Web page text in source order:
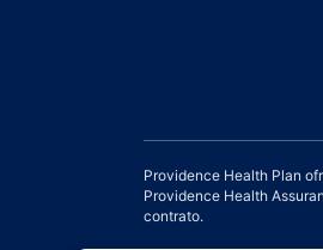
Providence Health Plan
Providence Health
contrato.